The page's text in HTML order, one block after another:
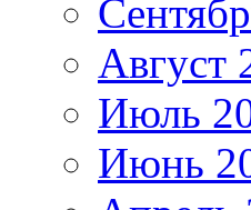
Август
Июль
Июнь